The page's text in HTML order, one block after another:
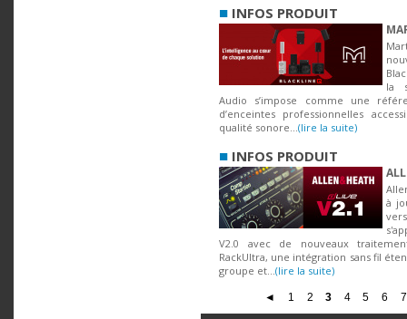
■ INFOS PRODUIT
la
Audio s’impose comme une
d’enceintes professionnelles
qualité sonore... (lire la suite)
■ INFOS PRODUIT
à
V2.0 avec de nouveaux
RackUltra, une intégration sans fil
groupe et... (lire la suite)
◄ 1 2 3 4 5 6 7